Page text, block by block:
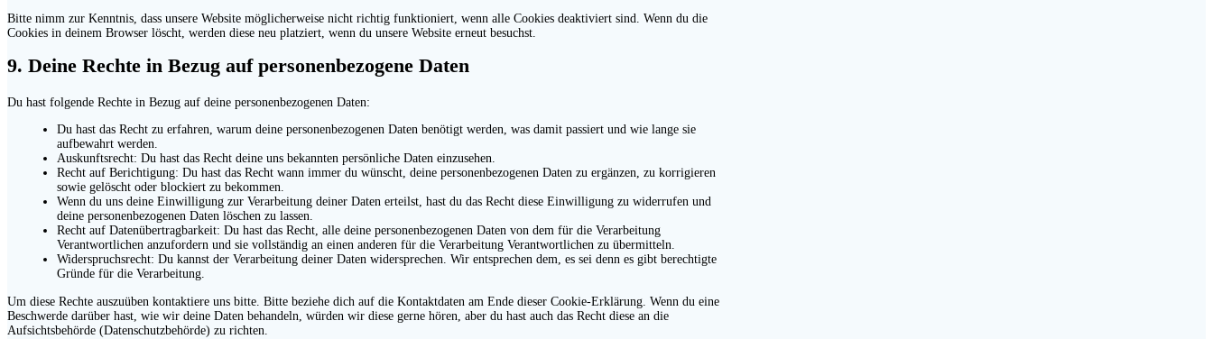
Bitte nimm zur Kenntnis, dass unsere Website möglicherweise nicht richtig funktioniert, wenn alle Cookies deaktiviert sind. Wenn du die
Cookies in deinem Browser löscht, werden diese neu platziert, wenn du unsere Website erneut besuchst.
9. Deine Rechte in Bezug auf personenbezogene Daten
Du hast folgende Rechte in Bezug auf deine personenbezogenen Daten:
Du hast das Recht zu erfahren, warum deine personenbezogenen Daten benötigt werden, was damit passiert und wie lange sie
aufbewahrt werden.
Auskunftsrecht: Du hast das Recht deine uns bekannten persönliche Daten einzusehen.
Recht auf Berichtigung: Du hast das Recht wann immer du wünscht, deine personenbezogenen Daten zu ergänzen, zu korrigieren
sowie gelöscht oder blockiert zu bekommen.
Wenn du uns deine Einwilligung zur Verarbeitung deiner Daten erteilst, hast du das Recht diese Einwilligung zu widerrufen und
deine personenbezogenen Daten löschen zu lassen.
Recht auf Datenübertragbarkeit: Du hast das Recht, alle deine personenbezogenen Daten von dem für die Verarbeitung
Verantwortlichen anzufordern und sie vollständig an einen anderen für die Verarbeitung Verantwortlichen zu übermitteln.
Widerspruchsrecht: Du kannst der Verarbeitung deiner Daten widersprechen. Wir entsprechen dem, es sei denn es gibt berechtigte
Gründe für die Verarbeitung.
Um diese Rechte auszuüben kontaktiere uns bitte. Bitte beziehe dich auf die Kontaktdaten am Ende dieser Cookie-Erklärung. Wenn du eine
Beschwerde darüber hast, wie wir deine Daten behandeln, würden wir diese gerne hören, aber du hast auch das Recht diese an die
Aufsichtsbehörde (Datenschutzbehörde) zu richten.